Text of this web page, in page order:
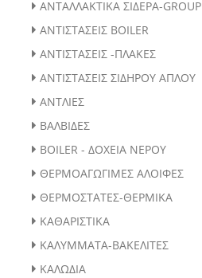
ΑΝΤΑΛΛΑΚΤΙΚΑ ΣΙΔΕΡΑ-GROUP
ΑΝΤΙΣΤΑΣΕΙΣ BOILER
ΑΝΤΙΣΤΑΣΕΙΣ -ΠΛΑΚΕΣ
ΑΝΤΙΣΤΑΣΕΙΣ ΣΙΔΗΡΟΥ ΑΠΛΟΥ
ΑΝΤΛΙΕΣ
ΒΑΛΒΙΔΕΣ
BOILER - ΔΟΧΕΙΑ ΝΕΡΟΥ
ΘΕΡΜΟΑΓΩΓΙΜΕΣ ΑΛΟΙΦΕΣ
ΘΕΡΜΟΣΤΑΤΕΣ-ΘΕΡΜΙΚΑ
ΚΑΘΑΡΙΣΤΙΚΑ
ΚΑΛΥΜΜΑΤΑ-ΒΑΚΕΛΙΤΕΣ
ΚΑΛΩΔΙΑ